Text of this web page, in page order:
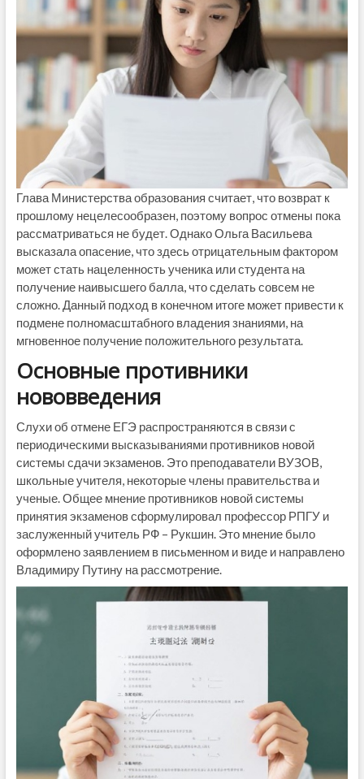
Глава Министерства образования считает, что возврат к
прошлому нецелесообразен, поэтому вопрос отмены пока
рассматриваться не будет. Однако Ольга Васильева
высказала опасение, что здесь отрицательным фактором
может стать нацеленность ученика или студента на
получение наивысшего балла, что сделать совсем не
сложно. Данный подход в конечном итоге может привести к
подмене полномасштабного владения знаниями, на
мгновенное получение положительного результата.
Основные противники
нововведения
Слухи об отмене ЕГЭ распространяются в связи с
периодическими высказываниями противников новой
системы сдачи экзаменов. Это преподаватели ВУЗОВ,
школьные учителя, некоторые члены правительства и
ученые. Общее мнение противников новой системы
принятия экзаменов сформулировал профессор РПГУ и
заслуженный учитель РФ – Рукшин. Это мнение было
оформлено заявлением в письменном и виде и направлено
Владимиру Путину на рассмотрение.